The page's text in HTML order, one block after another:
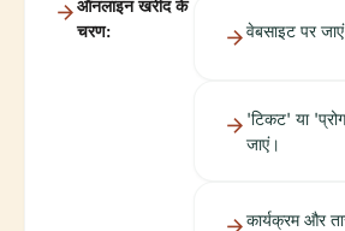
ऑनलाइन खरीद के
चरण:
वेबसाइट पर
'टिकट' या
जाएं।
कार्यक्रम और